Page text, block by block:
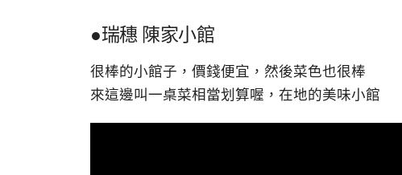
●瑞穗 陳家小館
很棒的小館子，價錢便宜，然後菜色也很棒
來這邊叫一桌菜相當划算喔，在地的美味小館